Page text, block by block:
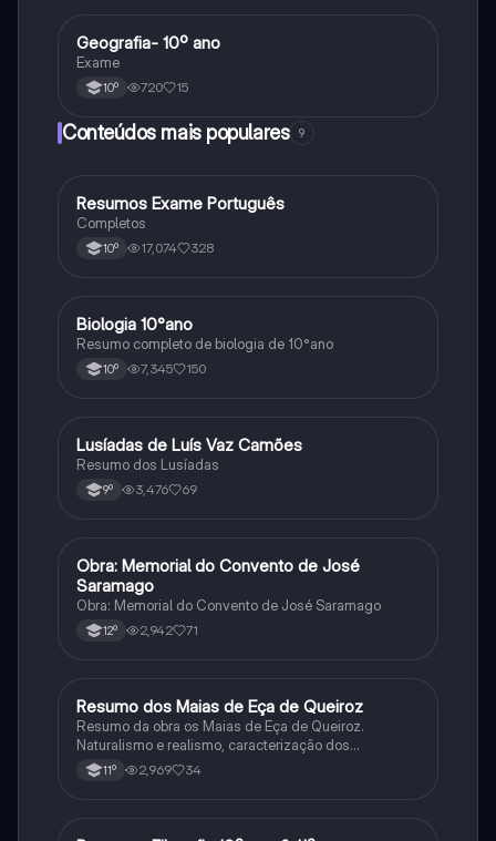
Geografia
Geografia- 10º ano
Exame
10º 720 15
Conteúdos mais populares 9
Português
Resumos Exame Português
Completos
10º 17,074 328
Biologia
Biologia 10°ano
Resumo completo de biologia de 10°ano
10º 7,345 150
Português
Lusíadas de Luís Vaz Camões
Resumo dos Lusíadas
9º 3,476 69
Português
Obra: Memorial do Convento de José
Saramago
Obra: Memorial do Convento de José Saramago
12º 2,942 71
Português
Resumo dos Maias de Eça de Queiroz
Resumo da obra os Maias de Eça de Queiroz.
Naturalismo e realismo, caracterização dos
personagens e contexto histórico.
11º 2,969 34